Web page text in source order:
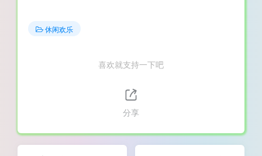
休闲欢乐
喜欢就支持一下吧
分享